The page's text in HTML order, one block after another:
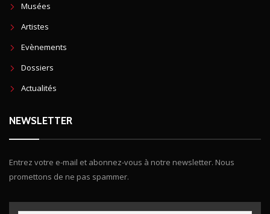
Musées
Artistes
Evènements
Dossiers
Actualités
NEWSLETTER
Entrez votre e-mail et abonnez-vous à notre newsletter. Nous
promettons de ne pas spammer.